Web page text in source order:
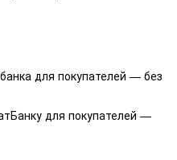
для покупателей — без
для покупателей —